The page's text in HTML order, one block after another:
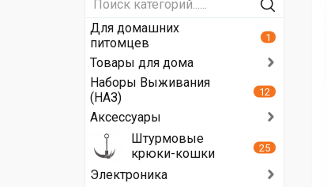
Для домашних
питомцев
1
Товары для дома
Наборы Выживания
(НАЗ)
12
Аксессуары
Штурмовые
крюки-кошки
25
Электроника